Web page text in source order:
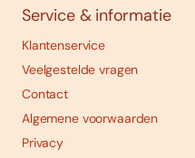
Service & informatie
Klantenservice
Veelgestelde vragen
Contact
Algemene voorwaarden
Privacy